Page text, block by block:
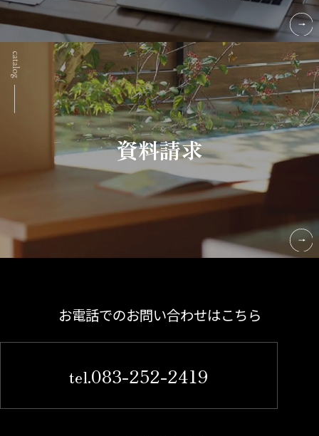
資料請求
お電話でのお問い合わせはこちら
tel.083-252-2419